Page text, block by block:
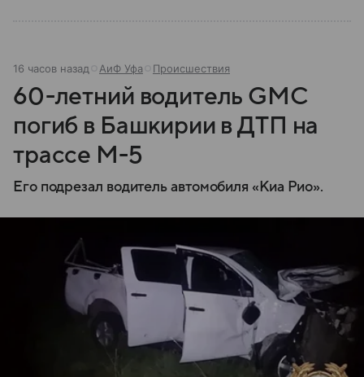
16 часов назад АиФ Уфа Происшествия
60-летний водитель GMC
погиб в Башкирии в ДТП на
трассе М-5
Его подрезал водитель автомобиля «Киа Рио».